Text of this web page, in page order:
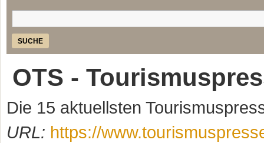
OTS -
Die 15 aktuellsten
URL: https://